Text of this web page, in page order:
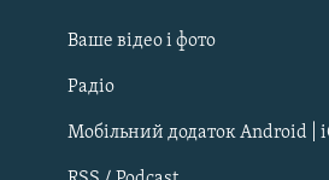
ДОЛУЧАЙСЯ!
Ваше відео і фото
Радіо
Мобільний додаток Android |